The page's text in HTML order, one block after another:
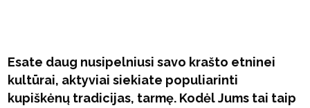
Esate daug nusipelniusi savo krašto etninei
kultūrai, aktyviai siekiate populiarinti
kupiškėnų tradicijas, tarmę. Kodėl Jums tai taip